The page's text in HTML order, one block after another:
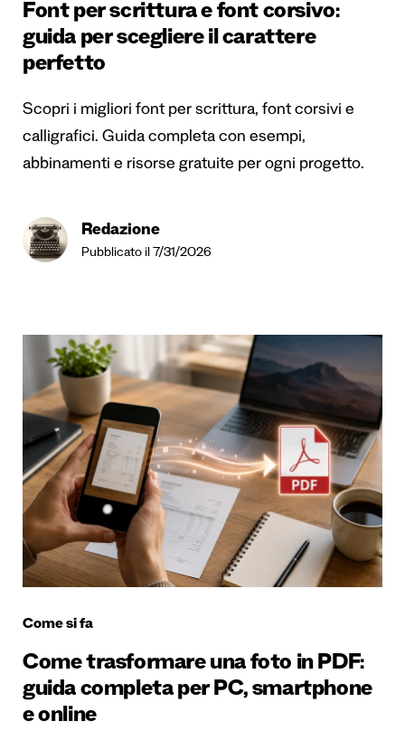
Font per scrittura e font corsivo:
guida per scegliere il carattere
perfetto
Scopri i migliori font per scrittura, font corsivi e
calligrafici. Guida completa con esempi,
abbinamenti e risorse gratuite per ogni progetto.
Redazione
Pubblicato il 7/31/2026
Come si fa
Come trasformare una foto in PDF:
guida completa per PC, smartphone
e online